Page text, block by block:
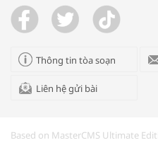
Trao yêu
Thông tin tòa soạn
Liên hệ gửi bài
Based on MasterCMS Ultimate